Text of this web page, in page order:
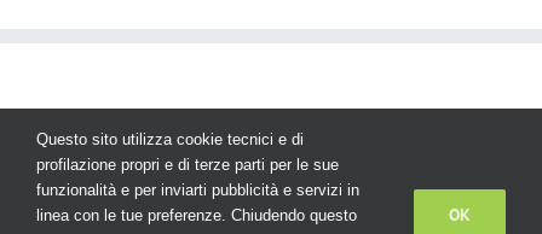
© Copyright 2026 | AS Basket Corato - Tutti i diritti sono riservati
Questo sito utilizza cookie tecnici e di
profilazione propri e di terze parti per le sue
funzionalità e per inviarti pubblicità e servizi in
linea con le tue preferenze. Chiudendo questo
OK